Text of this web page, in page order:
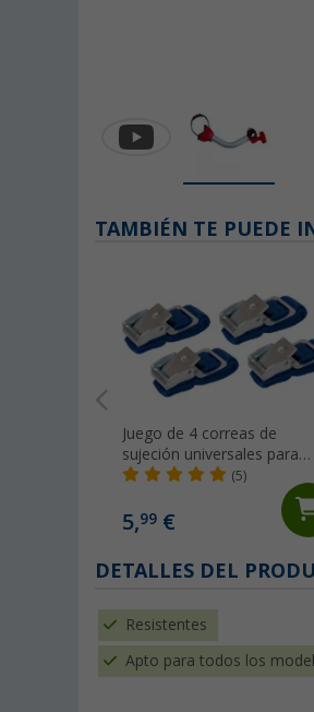
TAMBIÉN TE PUEDE
Juego de 4 correas de
sujeción universales para
portabicicletas Berger
(5)
5,99 €
DETALLES DEL
Resistentes
Apto para todos los